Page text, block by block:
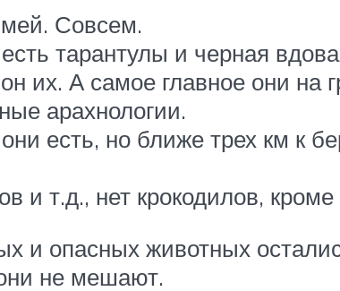
Совсем.
тарантулы и черная
их. А самое главное они на
арахнологии.
есть, но ближе трех км к
и т.д., нет крокодилов,
и опасных животных
не мешают.